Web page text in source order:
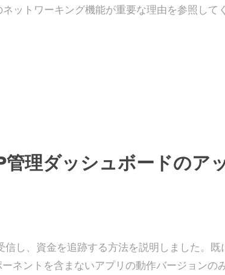
ットワーキング機能が重要な理由を参照してく
理ダッシュボードのア
し、資金を追跡する方法を説明しました。既
ネントを含まないアプリの動作バージョンの